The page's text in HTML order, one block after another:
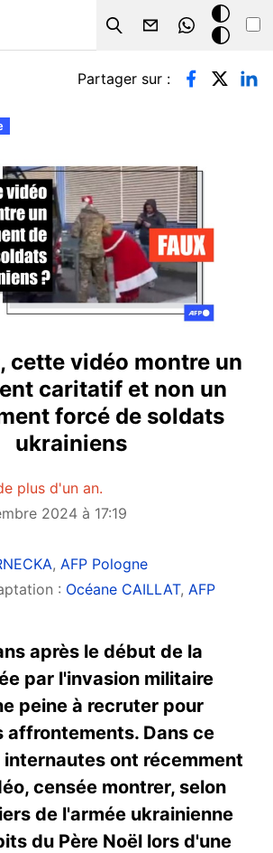
Search
Mode
sombre
Partager sur :
cette vidéo montre un
caritatif et non un
forcé de soldats
ukrainiens
plus d'un an.
2024 à 17:19
, AFP Pologne
: Océane CAILLAT, AFP
après le début de la
par l'invasion militaire
peine à recruter pour
affrontements. Dans ce
ont récemment
censée montrer, selon
de l'armée ukrainienne
du Père Noël lors d'une